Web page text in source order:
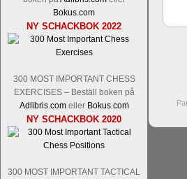
Bokus.com
NY SCHACKBOK 2022
300 MOST IMPORTANT CHESS
EXERCISES – Beställ boken på
Adlibris.comeller Bokus.com
NY SCHACKBOK 2020
300 MOST IMPORTANT TACTICAL